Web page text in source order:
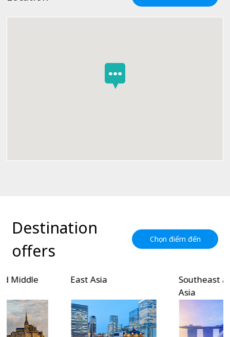
Destination
offers
Chọn điểm đến
East Asia
Southeast and South